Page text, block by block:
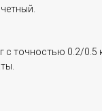
точностью 0.2/0.5